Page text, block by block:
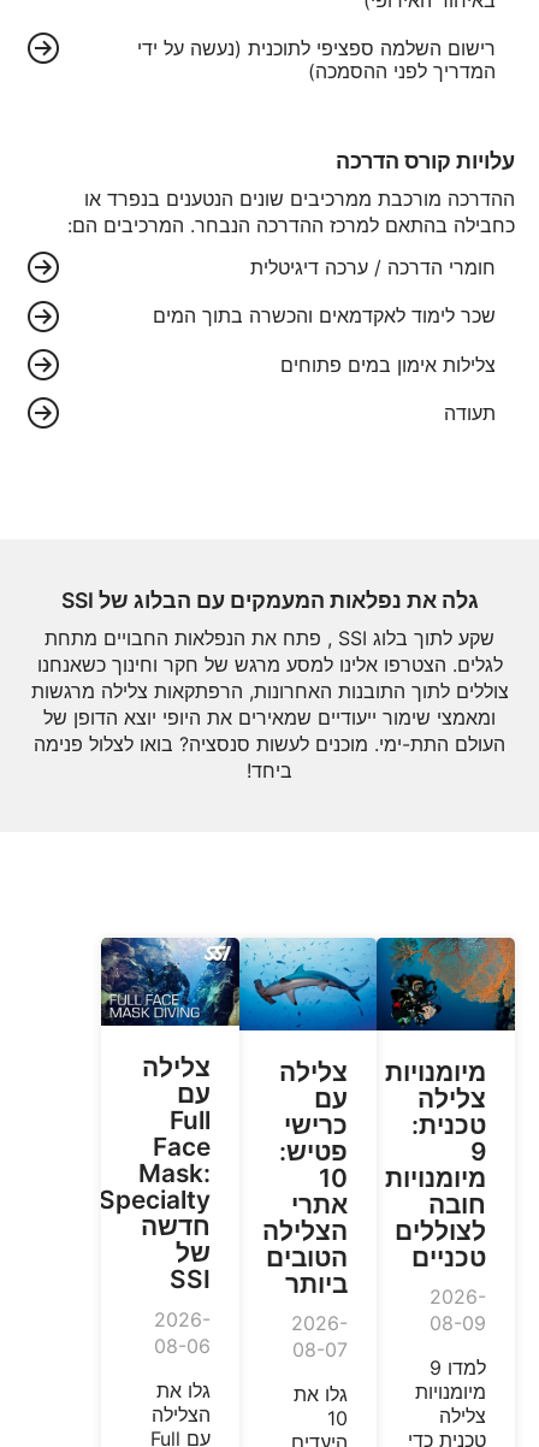
רישום השלמה ספציפי לתוכנית (נעשה על ידי
המדריך לפני ההסמכה)
עלויות קורס הדרכה
ההדרכה מורכבת ממרכיבים שונים הנטענים בנפרד או
כחבילה בהתאם למרכז ההדרכה הנבחר. המרכיבים הם:
חומרי הדרכה / ערכה דיגיטלית
שכר לימוד לאקדמאים והכשרה בתוך המים
צלילות אימון במים פתוחים
תעודה
גלה את נפלאות המעמקים עם הבלוג של SSI
שקע לתוך בלוג SSI , פתח את הנפלאות החבויים מתחת
לגלים. הצטרפו אלינו למסע מרגש של חקר וחינוך כשאנחנו
צוללים לתוך התובנות האחרונות, הרפתקאות צלילה מרגשות
ומאמצי שימור ייעודיים שמאירים את היופי יוצא הדופן של
העולם התת-ימי. מוכנים לעשות סנסציה? בואו לצלול פנימה
ביחד!
מיומנויות
צלילה
טכנית:
9
מיומנויות
חובה
לצוללים
טכניים
2026-
08-09
למדו 9
מיומנויות
צלילה
טכנית כדי
צלילה
עם
כרישי
פטיש:
10
אתרי
הצלילה
הטובים
ביותר
2026-
08-07
גלו את
10
היעדים
צלילה
עם
Full
Face
Mask:
Specialty
חדשה
של
SSI
2026-
08-06
גלו את
הצלילה
עם Full